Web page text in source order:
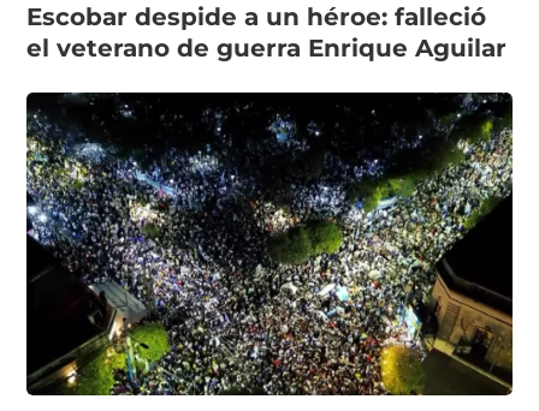
Escobar despide a un héroe: falleció
el veterano de guerra Enrique Aguilar